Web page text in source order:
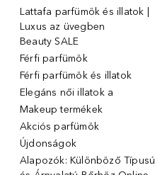
Lattafa parfümök és illatok |
Luxus az üvegben
Beauty SALE
Férfi parfümök
Férfi parfümök és illatok
Elegáns női illatok ️a
Makeup termékek
Akciós parfümök
Újdonságok
Alapozók: Különböző Típusú